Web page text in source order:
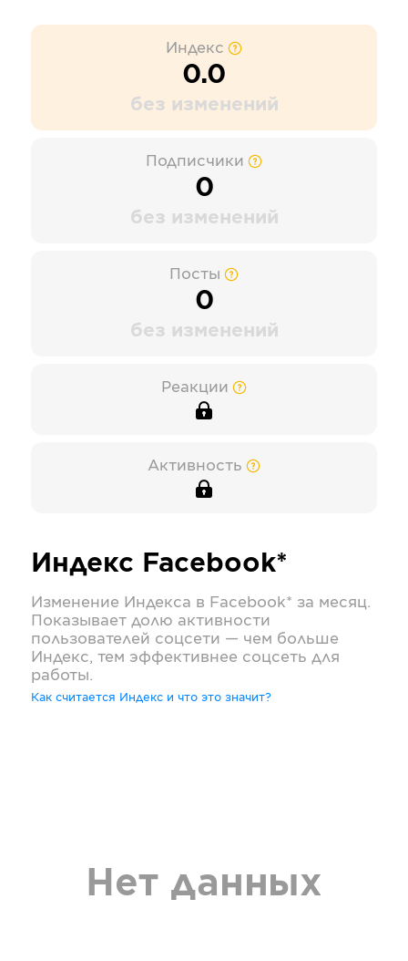
Индекс
0.0
без изменений
Подписчики
0
без изменений
Посты
0
без изменений
Реакции
Активность
Индекс Facebook*
Изменение Индекса в Facebook* за месяц.
Показывает долю активности
пользователей соцсети — чем больше
Индекс, тем эффективнее соцсеть для
работы.
Как считается Индекс и что это значит?
Нет данных